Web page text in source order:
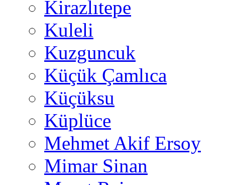
Kirazlıtepe
Kuleli
Kuzguncuk
Küçük Çamlıca
Küçüksu
Küplüce
Mehmet Akif Ersoy
Mimar Sinan